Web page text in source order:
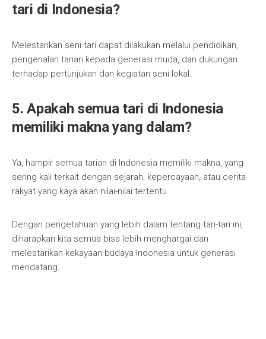
tari di Indonesia?
Melestarikan seni tari dapat dilakukan melalui pendidikan,
pengenalan tarian kepada generasi muda, dan dukungan
terhadap pertunjukan dan kegiatan seni lokal.
5. Apakah semua tari di Indonesia
memiliki makna yang dalam?
Ya, hampir semua tarian di Indonesia memiliki makna, yang
sering kali terkait dengan sejarah, kepercayaan, atau cerita
rakyat yang kaya akan nilai-nilai tertentu.
Dengan pengetahuan yang lebih dalam tentang tari-tari ini,
diharapkan kita semua bisa lebih menghargai dan
melestarikan kekayaan budaya Indonesia untuk generasi
mendatang.